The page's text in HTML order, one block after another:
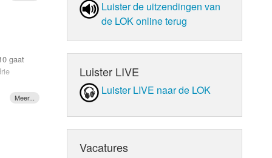
the
aller
op
gaat
Luister de uit­zen­din­gen van
de LOK online terug
Luister LIVE
Luister LIVE naar de LOK
Vacatures